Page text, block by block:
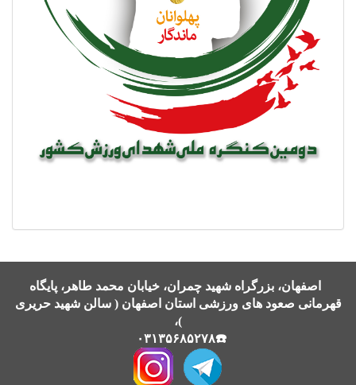
اصفهان، بزرگراه شهید چمران، خیابان محمد طاهر، پایگاه
قهرمانی صعود های ورزشی استان اصفهان ( سالن شهید حریری
)،
☎️۰۳۱۳۵۶۸۵۲۷۸